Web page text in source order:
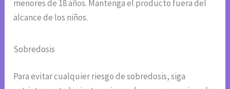
menores de 18 años. Mantenga el producto fuera del
alcance de los niños.
Sobredosis
Para evitar cualquier riesgo de sobredosis, siga